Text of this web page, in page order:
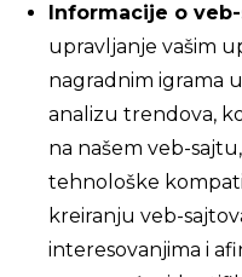
Informacije o
upravljanje vašim
nagradnim igrama
analizu trendova,
na našem veb-
tehnološke
kreiranju veb-
interesovanjima i